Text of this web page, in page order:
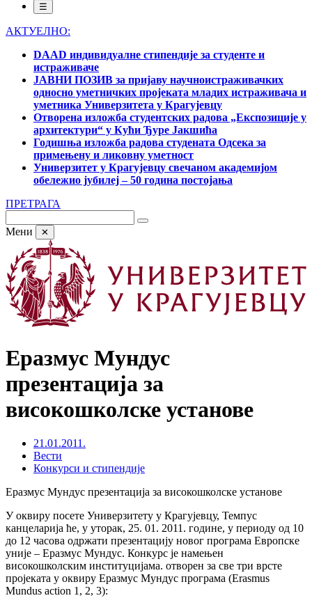
☰
АКТУЕЛНО:
DAAD индивидуалне стипендије за студенте и
истраживаче
ЈАВНИ ПОЗИВ за пријаву научноистраживачких
односно уметничких пројеката младих истраживача и
уметника Универзитета у Крагујевцу
Отворена изложба студентских радова „Експозиције у
архитектури“ у Кући Ђуре Јакшића
Годишња изложба радова студената Одсека за
примењену и ликовну уметност
Универзитет у Крагујевцу свечаном академијом
обележио јубилеј – 50 година постојања
ПРЕТРАГА
Мени ✕
Еразмус Мундус
презентација за
високошколске установе
21.01.2011.
Вести
Конкурси и стипендије
Еразмус Мундус презентација за високошколске установе
У оквиру посете Универзитету у Крагујевцу, Темпус
канцеларија ће, у уторак, 25. 01. 2011. године, у периоду од 10
до 12 часова одржати презентацију новог програма Европске
уније – Еразмус Мундус. Конкурс је намењен
високошколским институцијама. отворен за све три врсте
пројеката у оквиру Еразмус Мундус програма (Erasmus
Mundus action 1, 2, 3):